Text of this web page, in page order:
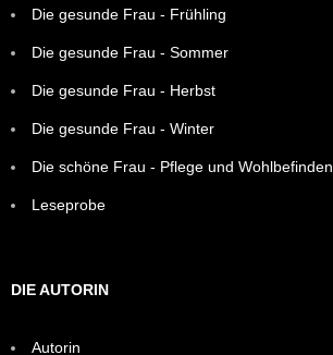
Die gesunde Frau - Frühling
Die gesunde Frau - Sommer
Die gesunde Frau - Herbst
Die gesunde Frau - Winter
Die schöne Frau - Pflege und Wohlbefinden
Leseprobe
DIE AUTORIN
Autorin